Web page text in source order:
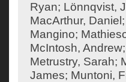
Ryan; Lönnqvist,
MacArthur, Daniel ;
Mangino;
McIntosh, Andrew;
Metrustry, Sarah;
James; Muntoni,